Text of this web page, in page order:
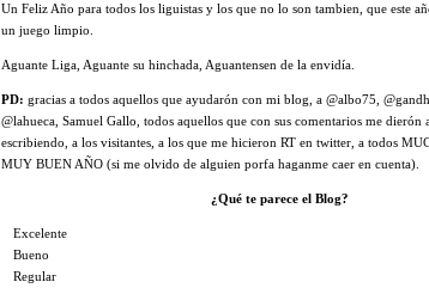
Un Feliz Año para todos los liguistas y los que no lo son tambien, que este
un juego limpio.
Aguante Liga, Aguante su hinchada, Aguantensen de la envidía.
PD: gracias a todos aquellos que ayudarón con mi blog, a @albo75,
@lahueca, Samuel Gallo, todos aquellos que con sus comentarios me dierón
escribiendo, a los visitantes, a los que me hicieron RT en twitter, a todos
MUY BUEN AÑO (si me olvido de alguien porfa haganme caer en cuenta).
¿Qué te parece el Blog?
Excelente
Bueno
Regular